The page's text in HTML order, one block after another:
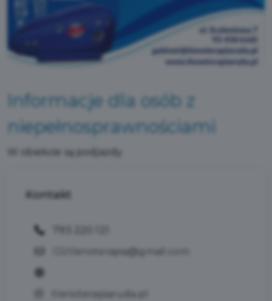
Informacje dla osób z
niepełnosprawnościami
W obiekcie są podjazdy.
Kontakt
O2tlenoterapia@gmail.com